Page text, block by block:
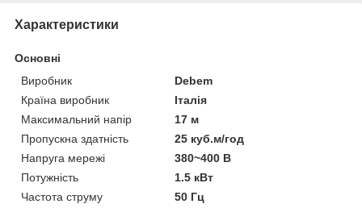
Характеристики
Основні
Виробник
Debem
Країна виробник
Італія
Максимальний напір
17 м
Пропускна здатність
25 куб.м/год
Напруга мережі
380~400 В
Потужність
1.5 кВт
Частота струму
50 Гц